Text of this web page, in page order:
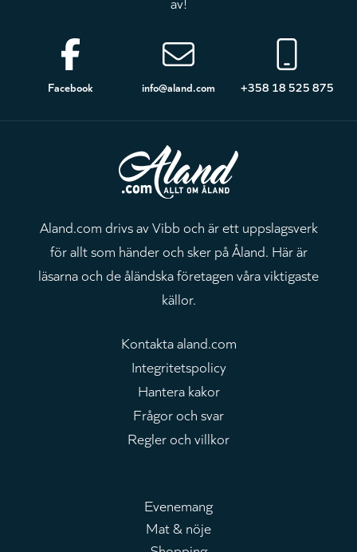
Sidfot
Facebook info@aland.com +358 18 525 875
Aland.com drivs av Vibb och är ett uppslagsverk
för allt som händer och sker på Åland. Här är
läsarna och de åländska företagen våra viktigaste
källor.
Kontakta aland.com
Integritetspolicy
Hantera kakor
Frågor och svar
Regler och villkor
Huvudmeny
Evenemang
Mat & nöje